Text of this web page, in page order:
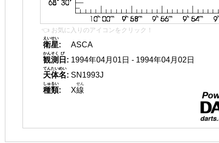
👈 お気に入りのアイコンをクリック！
衛星
えいせい
:
ASCA
観測
かんそく
日
び
: 1994年04月01日 - 1994年04月02日
天体名
てんたいめい
: SN1993J
種類
しゅるい
: X線
せん